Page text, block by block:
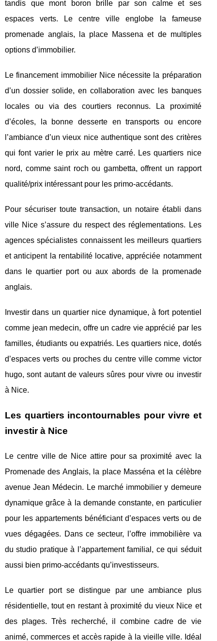
tandis que mont boron brille par son calme et ses
espaces verts. Le centre ville englobe la fameuse
promenade anglais, la place Massena et de multiples
options d’immobilier.
Le financement immobilier Nice nécessite la préparation
d’un dossier solide, en collaboration avec les banques
locales ou via des courtiers reconnus. La proximité
d’écoles, la bonne desserte en transports ou encore
l’ambiance d’un vieux nice authentique sont des critères
qui font varier le prix au mètre carré. Les quartiers nice
nord, comme saint roch ou gambetta, offrent un rapport
qualité/prix intéressant pour les primo-accédants.
Pour sécuriser toute transaction, un notaire établi dans
ville Nice s’assure du respect des réglementations. Les
agences spécialistes connaissent les meilleurs quartiers
et anticipent la rentabilité locative, appréciée notamment
dans le quartier port ou aux abords de la promenade
anglais.
Investir dans un quartier nice dynamique, à fort potentiel
comme jean medecin, offre un cadre vie apprécié par les
familles, étudiants ou expatriés. Les quartiers nice, dotés
d’espaces verts ou proches du centre ville comme victor
hugo, sont autant de valeurs sûres pour vivre ou investir
à Nice.
Les quartiers incontournables pour vivre et
investir à Nice
Le centre ville de Nice attire pour sa proximité avec la
Promenade des Anglais, la place Masséna et la célèbre
avenue Jean Médecin. Le marché immobilier y demeure
dynamique grâce à la demande constante, en particulier
pour les appartements bénéficiant d’espaces verts ou de
vues dégagées. Dans ce secteur, l’offre immobilière va
du studio pratique à l’appartement familial, ce qui séduit
aussi bien primo-accédants qu’investisseurs.
Le quartier port se distingue par une ambiance plus
résidentielle, tout en restant à proximité du vieux Nice et
des plages. Très recherché, il combine cadre de vie
animé, commerces et accès rapide à la vieille ville. Idéal